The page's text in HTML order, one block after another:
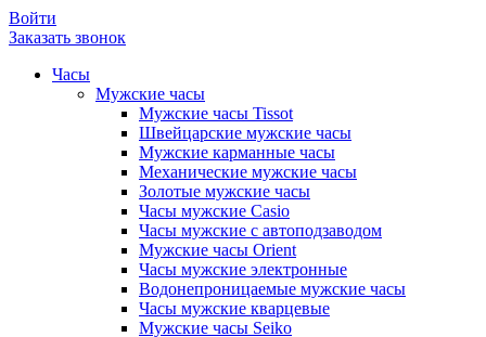
Войти
Заказать звонок
Часы
Мужские часы
Мужские часы Tissot
Швейцарские мужские часы
Мужские карманные часы
Механические мужские часы
Золотые мужские часы
Часы мужские Casio
Часы мужские с автоподзаводом
Мужские часы Orient
Часы мужские электронные
Водонепроницаемые мужские часы
Часы мужские кварцевые
Мужские часы Seiko